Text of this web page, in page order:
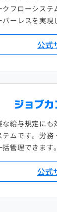
クフローシステ
パーレスを実現
公式
な給与規定にも
テムです。労務
括管理できます。
公式